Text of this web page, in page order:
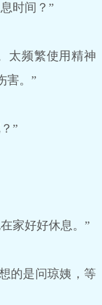
时间？”
太频繁使用精神
害。”
”
家好好休息。”
的是问琼姨，等